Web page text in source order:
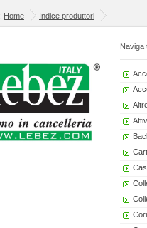
Home Indice produttori
Naviga